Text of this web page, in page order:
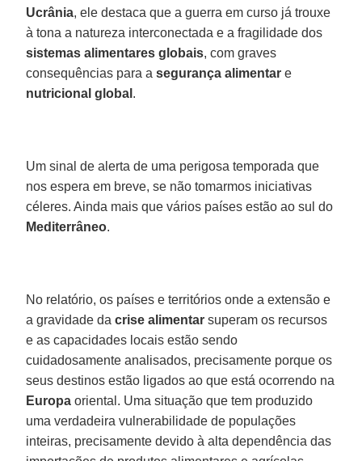
Ucrânia, ele destaca que a guerra em curso já trouxe
à tona a natureza interconectada e a fragilidade dos
sistemas alimentares globais, com graves
consequências para asegurança alimentar e
nutricional global .
Um sinal de alerta de uma perigosa temporada que
nos espera em breve, se não tomarmos iniciativas
céleres. Ainda mais que vários países estão ao sul do
Mediterrâneo.
No relatório, os países e territórios onde a extensão e
a gravidade dacrise alimentar superam os recursos
e as capacidades locais estão sendo
cuidadosamente analisados, precisamente porque os
seus destinos estão ligados ao que está ocorrendo na
Europa oriental. Uma situação que tem produzido
uma verdadeira vulnerabilidade de populações
inteiras, precisamente devido à alta dependência das